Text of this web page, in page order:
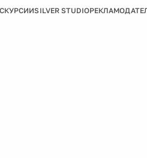
SILVER STUDIO